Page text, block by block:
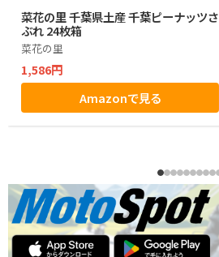
菜花の里 千葉県土産 千葉ピーナッツさ
ぶれ 24枚箱
菜花の里
1,586円
Amazonで見る